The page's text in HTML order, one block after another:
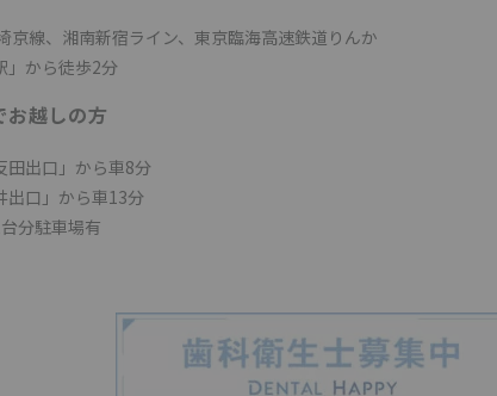
京線、湘南新宿ライン、東京臨海高速鉄道りんか
」から徒歩2分
越しの方
田出口」から車8分
出口」から車13分
分駐車場有